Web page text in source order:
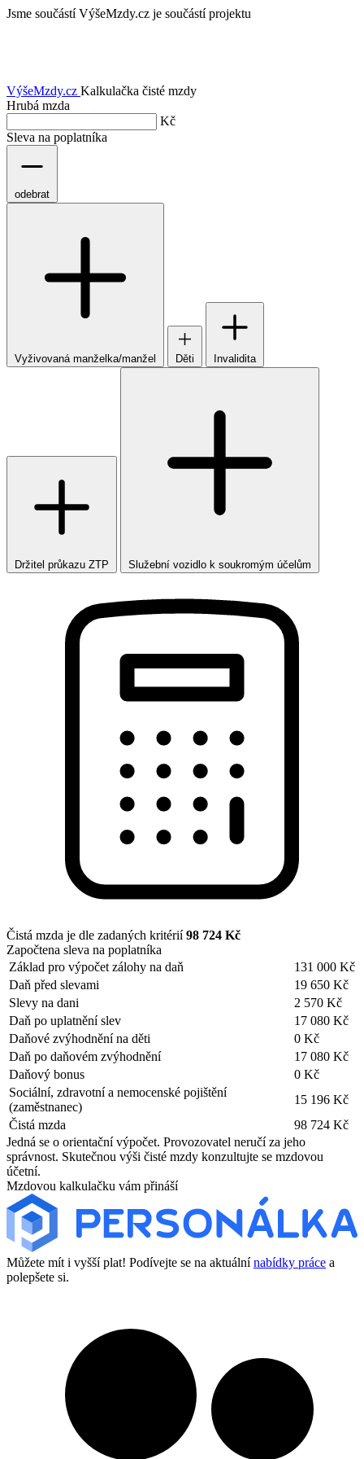
Jsme součástí VýšeMzdy.cz je součástí projektu
VýšeMzdy.cz Kalkulačka čisté mzdy
Hrubá mzda
Kč
Sleva na poplatníka
odebrat
Vyživovaná manželka/manžel Děti Invalidita
Držitel průkazu ZTP Služební vozidlo k soukromým účelům
Čistá mzda je dle zadaných kritérií98 724 Kč
Započtena sleva na poplatníka
Základ pro výpočet zálohy na daň
131 000 Kč
Daň před slevami
19 650 Kč
Slevy na dani
2 570 Kč
Daň po uplatnění slev
17 080 Kč
Daňové zvýhodnění na děti
0 Kč
Daň po daňovém zvýhodnění
17 080 Kč
Daňový bonus
0 Kč
Sociální, zdravotní a nemocenské pojištění
(zaměstnanec)
15 196 Kč
Čistá mzda
98 724 Kč
Jedná se o orientační výpočet. Provozovatel neručí za jeho
správnost. Skutečnou výši čisté mzdy konzultujte se mzdovou
účetní.
Mzdovou kalkulačku vám přináší
Můžete mít i vyšší plat! Podívejte se na aktuálnínabídky práce a
polepšete si.